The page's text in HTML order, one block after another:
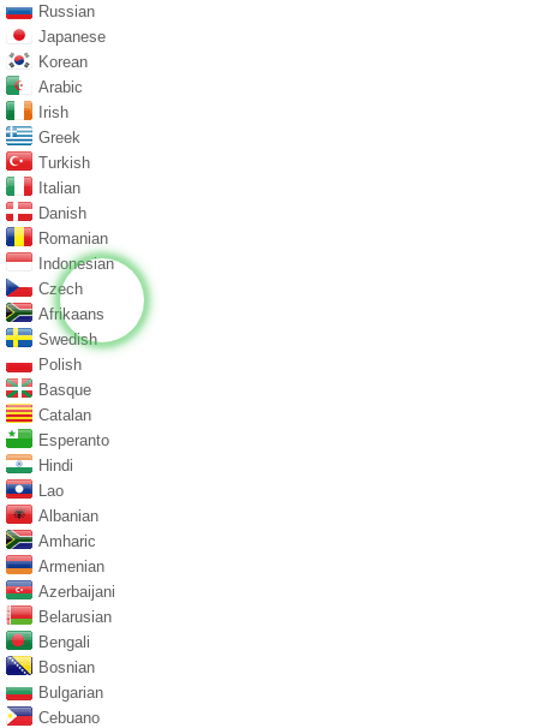
Russian
Japanese
Korean
Arabic
Irish
Greek
Turkish
Italian
Danish
Romanian
Indonesian
Czech
Afrikaans
Swedish
Polish
Basque
Catalan
Esperanto
Hindi
Lao
Albanian
Amharic
Armenian
Azerbaijani
Belarusian
Bengali
Bosnian
Bulgarian
Cebuano